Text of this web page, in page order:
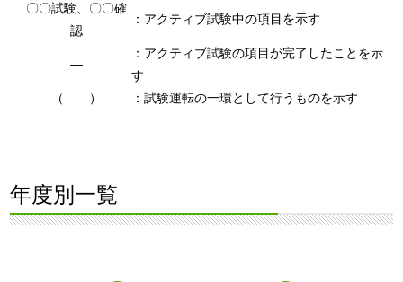
〇〇試験、〇〇確
認
：アクティブ試験中の項目を示す
―
：アクティブ試験の項目が完了したことを示
す
（ ）
：試験運転の一環として行うものを示す
年度別一覧